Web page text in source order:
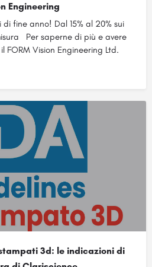
Engineering
fine anno! Dal 15% al 20% sui
Per saperne di più e avere
FORM Vision Engineering Ltd.
3d: le indicazioni di